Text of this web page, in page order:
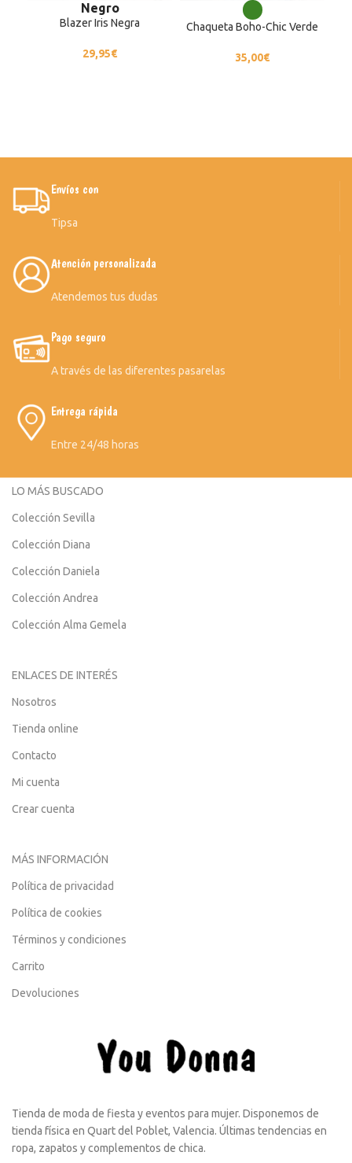
Negro
Blazer Iris Negra
29,95€
Chaqueta Boho-Chic Verde
35,00€
Envíos con
Tipsa
Atención personalizada
Atendemos tus dudas
Pago seguro
A través de las diferentes pasarelas
Entrega rápida
Entre 24/48 horas
LO MÁS BUSCADO
Colección Sevilla
Colección Diana
Colección Daniela
Colección Andrea
Colección Alma Gemela
ENLACES DE INTERÉS
Nosotros
Tienda online
Contacto
Mi cuenta
Crear cuenta
MÁS INFORMACIÓN
Política de privacidad
Política de cookies
Términos y condiciones
Carrito
Devoluciones
Tienda de moda de fiesta y eventos para mujer. Disponemos de
tienda física en Quart del Poblet, Valencia. Últimas tendencias en
ropa, zapatos y complementos de chica.